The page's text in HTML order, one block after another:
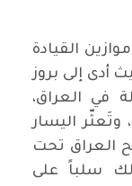
القيادة
أدى إلى بروز
في العراق،
اليسار
العراق تحت
سلباً على